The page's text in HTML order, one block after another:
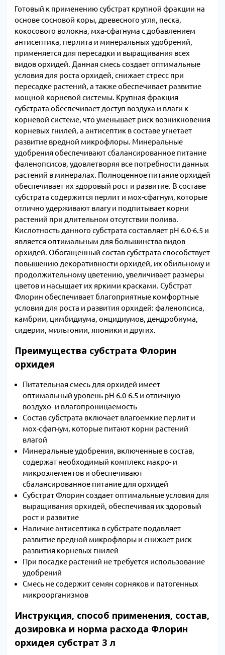
Готовый к применению субстрат крупной фракции на
основе сосновой коры, древесного угля, песка,
кокосового волокна, мха-сфагнума с добавлением
антисептика, перлита и минеральных удобрений,
применяется для пересадки и выращивания всех
видов орхидей. Данная смесь создает оптимальные
условия для роста орхидей, снижает стресс при
пересадке растений, а также обеспечивает развитие
мощной корневой системы. Крупная фракция
субстрата обеспечивает доступ воздуха и влаги к
корневой системе, что уменьшает риск возникновения
корневых гнилей, а антисептик в составе угнетает
развитие вредной микрофлоры. Минеральные
удобрения обеспечивают сбалансированное питание
фаленопсисов, удовлетворяя все потребности данных
растений в минералах. Полноценное питание орхидей
обеспечивает их здоровый рост и развитие. В составе
субстрата содержится перлит и мох-сфагнум, которые
отлично удерживают влагу и подпитывает корни
растений при длительном отсутствии полива.
Кислотность данного субстрата составляет рН 6.0-6.5 и
является оптимальным для большинства видов
орхидей. Обогащенный состав субстрата способствует
повышению декоративности орхидей, их обильному и
продолжительному цветению, увеличивает размеры
цветов и насыщает их яркими красками. Субстрат
Флорин обеспечивает благоприятные комфортные
условия для роста и развития орхидей: фаленопсиса,
камбрии, цимбидиума, онцидиумов, дендробиума,
сидерии, мильтонии, японики и других.
Преимущества субстрата Флорин
орхидея
Питательная смесь для орхидей имеет
оптимальный уровень рН 6.0-6.5 и отличную
воздухо- и влагопроницаемость
Состав субстрата включает влагоемкие перлит и
мох-сфагнум, которые питают корни растений
влагой
Минеральные удобрения, включенные в состав,
содержат необходимый комплекс макро- и
микроэлементов и обеспечивают
сбалансированное питание для орхидей
Субстрат Флорин создает оптимальные условия для
выращивания орхидей, обеспечивая их здоровый
рост и развитие
Наличие антисептика в субстрате подавляет
развитие вредной микрофлоры и снижает риск
развития корневых гнилей
При посадке растений не требуется использование
удобрений
Смесь не содержит семян сорняков и патогенных
микроорганизмов
Инструкция, способ применения, состав,
дозировка и норма расхода Флорин
орхидея субстрат 3 л